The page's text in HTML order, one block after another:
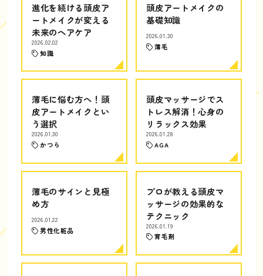
進化を続ける頭皮ア
ートメイクが変える
未来のヘアケア
2026.02.02
知識
頭皮アートメイクの
基礎知識
2026.01.30
薄毛
薄毛に悩む方へ！頭
皮アートメイクとい
う選択
2026.01.30
かつら
頭皮マッサージでス
トレス解消！心身の
リラックス効果
2026.01.28
AGA
薄毛のサインと見極
め方
2026.01.22
男性化粧品
プロが教える頭皮マ
ッサージの効果的な
テクニック
2026.01.19
育毛剤